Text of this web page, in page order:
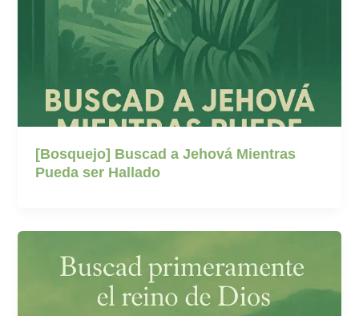
[Bosquejo] Buscad a Jehová Mientras
Pueda ser Hallado